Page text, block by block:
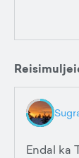
Endal ka